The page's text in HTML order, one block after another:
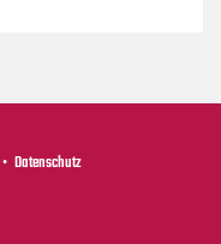
Datenschutz